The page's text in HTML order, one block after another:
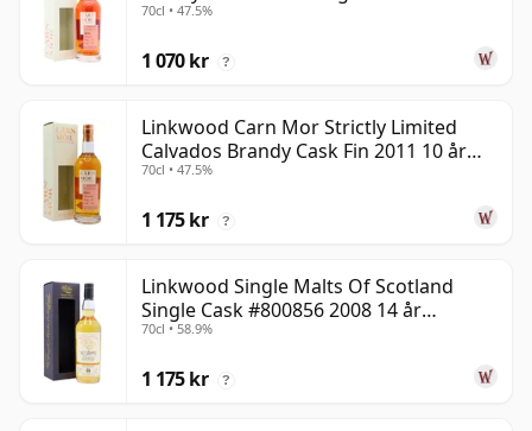
gammal
70cl • 47.5%
1 070 kr ?
Linkwood Carn Mor Strictly Limited
Calvados Brandy Cask Fin 2011 10 år
gammal
70cl • 47.5%
1 175 kr ?
Linkwood Single Malts Of Scotland
Single Cask #800856 2008 14 år
gammal
70cl • 58.9%
1 175 kr ?